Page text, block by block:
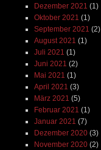
Dezember 2021 (1)
Oktober 2021 (1)
September 2021 (2)
August 2021 (1)
Juli 2021 (1)
Juni 2021 (2)
Mai 2021 (1)
April 2021 (3)
März 2021 (5)
Februar 2021 (1)
Januar 2021 (7)
Dezember 2020(3)
November 2020(2)